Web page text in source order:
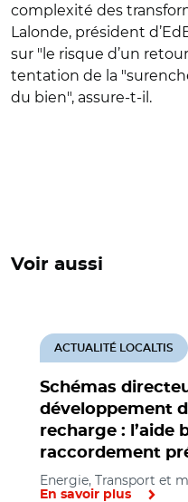
complexité des
Lalonde, président
sur "le risque d’un
tentation de la
du bien", assure-t-il.
Voir aussi
Schémas
développement
recharge : l’aide
raccordement
ACTUALITÉ LOCALTIS
Energie, Transport et
En savoir plus